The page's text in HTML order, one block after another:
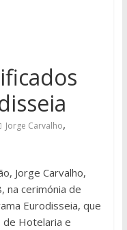
Jorge Carvalho,
Jorge Carvalho,
na cerimónia de
Eurodisseia, que
de Hotelaria e